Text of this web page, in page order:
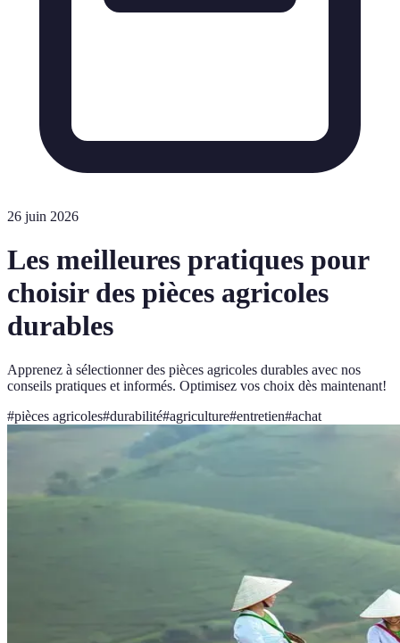
26 juin 2026
Les meilleures pratiques pour
choisir des pièces agricoles
durables
Apprenez à sélectionner des pièces agricoles durables avec nos
conseils pratiques et informés. Optimisez vos choix dès maintenant!
#pièces agricoles#durabilité#agriculture#entretien#achat